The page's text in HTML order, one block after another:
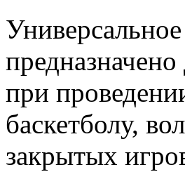
при
баскетболу,
закрытых